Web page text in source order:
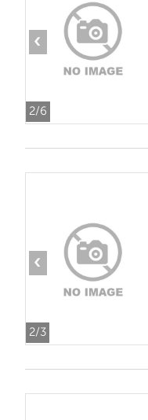
2/6
‹
2/3
‹